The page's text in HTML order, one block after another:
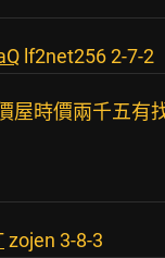
lf2net256 2-7-2
屋時價兩千五有
zojen 3-8-3